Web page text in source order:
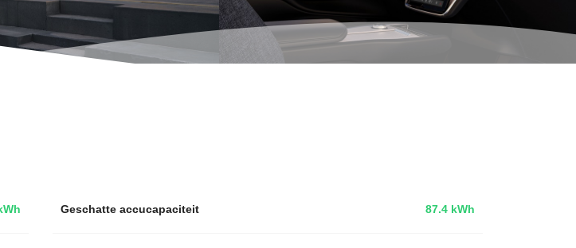
87.4 kWh
Geschatte accucapaciteit